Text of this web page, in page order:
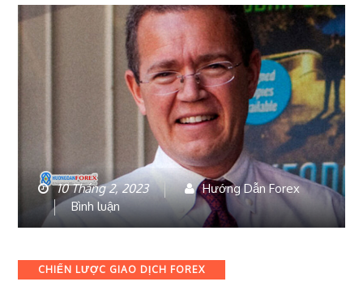
10 Tháng 2, 2023
Hướng Dẫn Forex
Bình luậnbài
viết
quản
lý
Categories
CHIẾN LƯỢC GIAO DỊCH FOREX